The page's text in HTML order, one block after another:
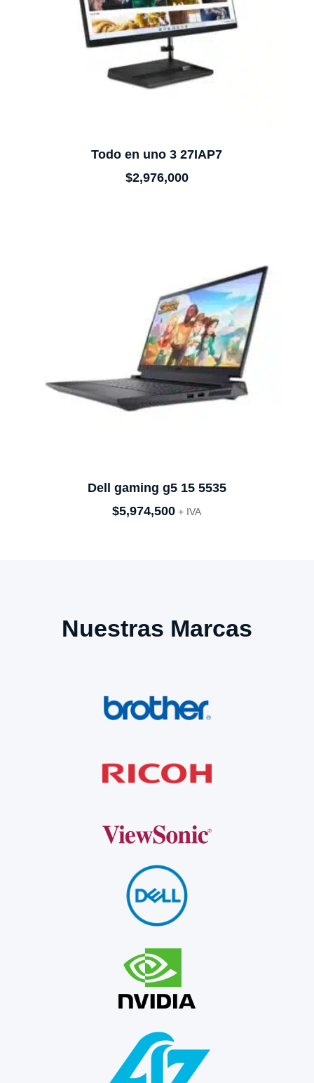
Todo en uno 3 27IAP7
$2,976,000
Dell gaming g5 15 5535
$5,974,500 + IVA
Nuestras Marcas